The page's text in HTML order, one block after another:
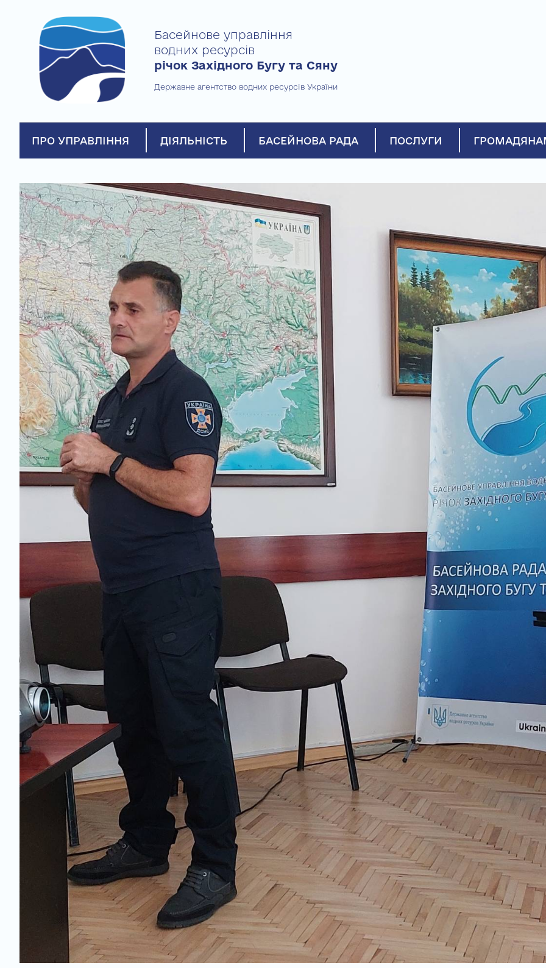
content
Басейнове управління
водних ресурсів
річок Західного Бугу та Сяну
Державне агентство водних ресурсів України
ПРО УПРАВЛІННЯ ДІЯЛЬНІСТЬ БАСЕЙНОВА РАДА ПОСЛУГИ